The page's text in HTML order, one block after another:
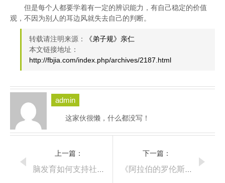
但是每个人都要学着有一定的辨识能力，有自己稳定的价值
观，不因为别人的耳边风就失去自己的判断。
转载请注明来源：
《弟子规》亲仁
本文链接地址：
http://fbjia.com/index.php/archives/2187.html
admin
这家伙很懒，什么都没写！
上一篇：
下一篇：